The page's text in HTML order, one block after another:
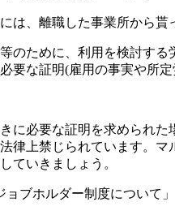
は、離職した事業所から貰
のために、利用を検討す
要な証明(雇用の事実や所
に必要な証明を求められ
律上禁じられています。 マ
ていきましょう。
ブホルダー制度について」